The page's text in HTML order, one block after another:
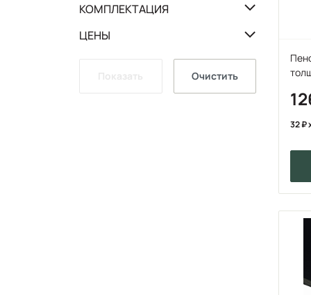
КОМПЛЕКТАЦИЯ
ЦЕНЫ
Очистить
32